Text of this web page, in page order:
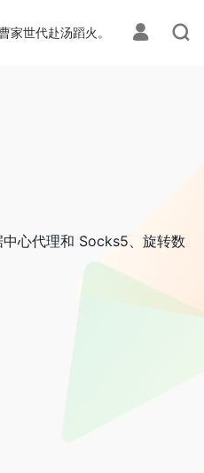
家世代赴汤蹈火。
心代理和 Socks5、旋转数